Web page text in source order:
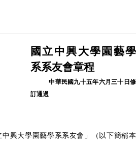
國立中興大學園藝學
系系友會章程
中華民國九十五年六月三十日修
訂通過
興大學園藝學系系友會」（以下簡稱本